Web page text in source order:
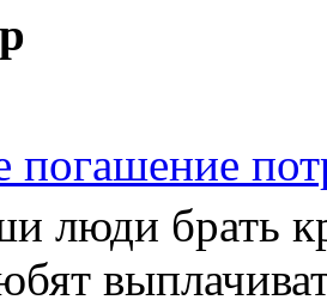
люди брать